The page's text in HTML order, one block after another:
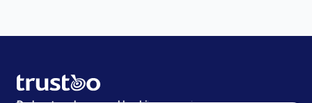
Schoonmaakbedrijven in Steenbergen (NB)